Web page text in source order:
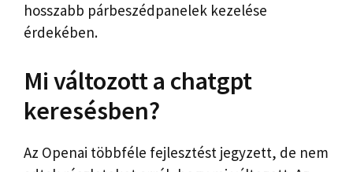
hosszabb párbeszédpanelek kezelése
érdekében.
Mi változott a chatgpt
keresésben?
Az Openai többféle fejlesztést jegyzett, de nem